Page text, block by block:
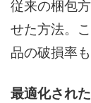
従来の梱包
せた方法。
品の破損率
最適化され